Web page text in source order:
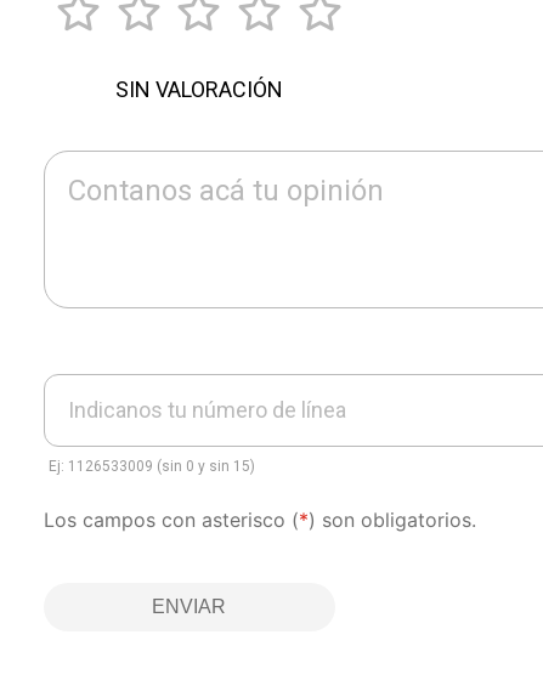
SIN VALORACIÓN
Contanos acá tu opinión
Indicanos tu número de línea
Ej: 1126533009 (sin 0 y sin 15)
Los campos con asterisco (*) son obligatorios.
ENVIAR